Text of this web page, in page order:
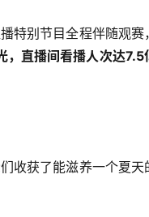
特别节目全程伴随观赛
，直播间看播人次达7.5
收获了能滋养一个夏天